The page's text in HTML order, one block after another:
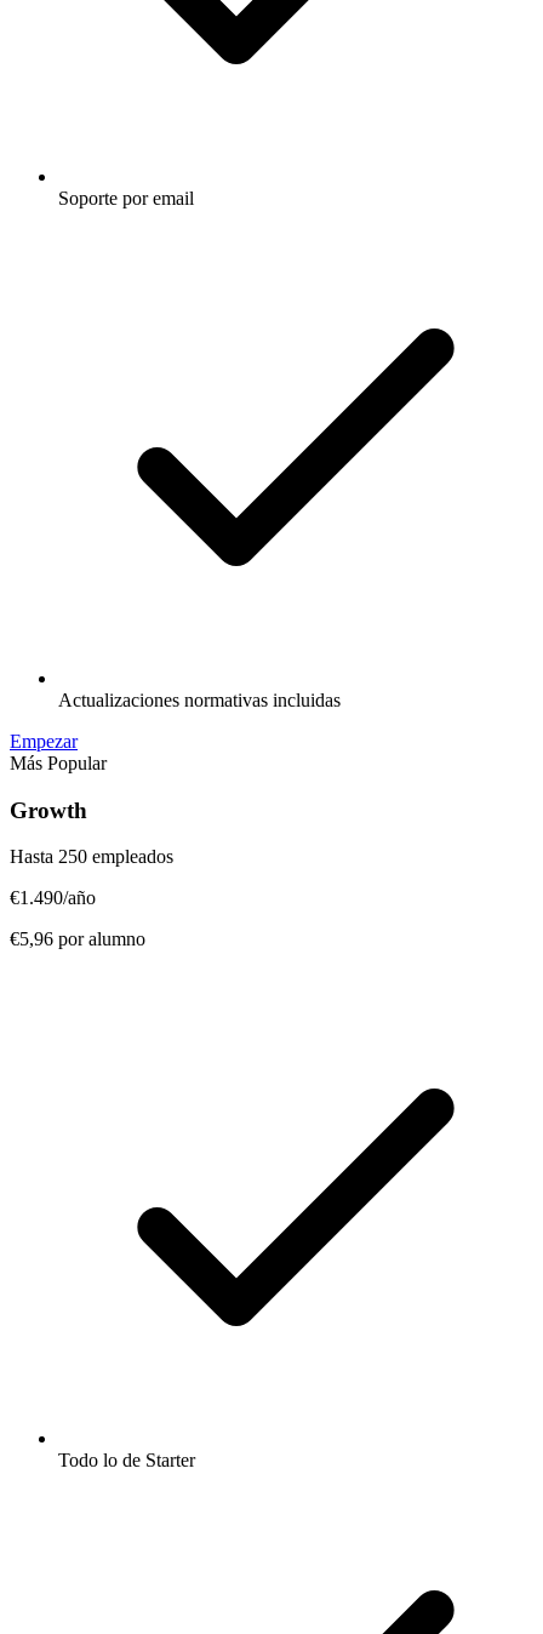
Soporte por email
Actualizaciones normativas incluidas
Empezar
Más Popular
Growth
Hasta 250 empleados
€1.490/año
€5,96 por alumno
Todo lo de Starter